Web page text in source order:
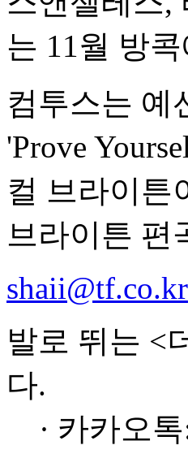
는 11월 방
컴투스는 예
'Prove
컬 브라이튼
브라이튼 편
shaii@tf.co.kr
발로 뛰는 <
다.
· 카카오